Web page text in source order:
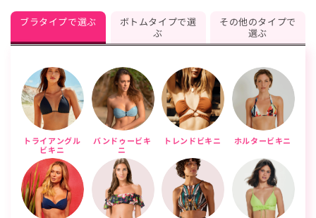
ブラタイプで選ぶ
ボトムタイプで選
ぶ
その他のタイプで
選ぶ
トライアングル
ビキニ
バンドゥービキ
ニ
トレンドビキニ ホルタービキニ